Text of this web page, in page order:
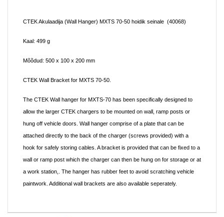
CTEK Akulaadija (Wall Hanger) MXTS 70-50 hoidik seinale (40068)
Kaal: 499 g
Mõõdud: 500 x 100 x 200 mm
CTEK Wall Bracket for MXTS 70-50.
The CTEK Wall hanger for MXTS-70 has been specifically designed to
allow the larger CTEK chargers to be mounted on wall, ramp posts or
hung off vehicle doors. Wall hanger comprise of a plate that can be
attached directly to the back of the charger (screws provided) with a
hook for safely storing cables. A bracket is provided that can be fixed to a
wall or ramp post which the charger can then be hung on for storage or at
a work station,. The hanger has rubber feet to avoid scratching vehicle
paintwork. Additional wall brackets are also available seperately.